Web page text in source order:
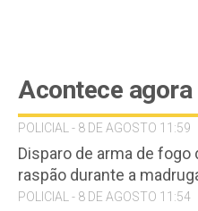
Acontece agora
POLICIAL - 8 DE AGOSTO 11:59
Disparo de arma de
raspão durante a
POLICIAL - 8 DE AGOSTO 11:54